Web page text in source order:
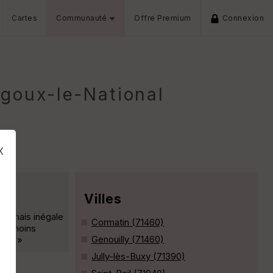
Cartes Communauté Offre Premium Connexion
le-National
mais inégale
moins
le »
Villes
Cormatin (71460)
Genouilly (71460)
Jully-lès-Buxy (71390)